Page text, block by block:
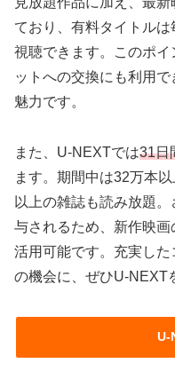
ており、有料タイトル
視聴できます。このポ
ットへの交換にも利用
魅力です。
また、U-NEXTでは31日
ます。期間中は32万本
以上の雑誌も読み放題
与されるため、新作映
活用可能です。充実し
の機会に、ぜひU-NEXT
U-